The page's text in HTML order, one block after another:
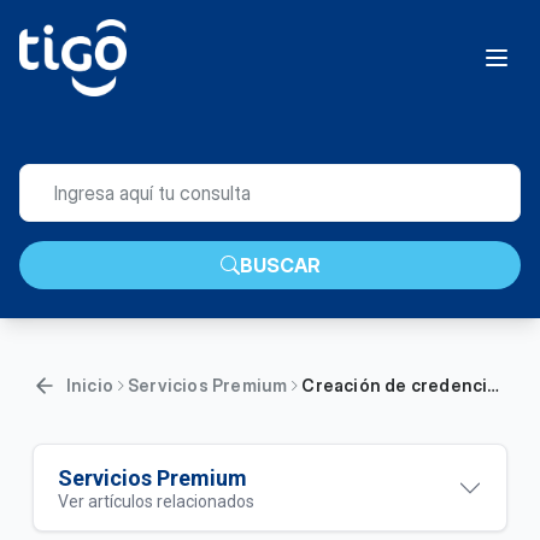
BUSCAR
Inicio Servicios Premium Creación de credenciales en VIX Premium | General
Servicios Premium
Ver artículos relacionados